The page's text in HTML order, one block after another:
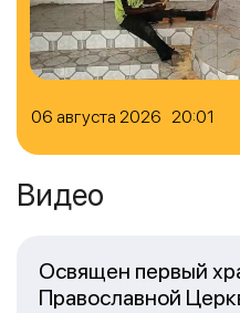
06 августа 2026 20:01
Видео
Освящен первый
Православной